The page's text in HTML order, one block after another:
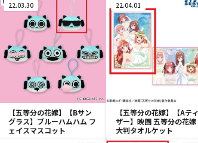
22.03.30
【五等分の花嫁】【Bサン
グラス】ブルーハムハム フ
ェイスマスコット
22.04.01
【五等分の花嫁】【Aティ
ザー】映画 五等分の花嫁
大判タオルケット